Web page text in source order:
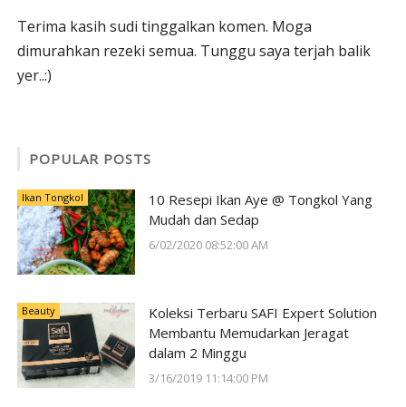
Terima kasih sudi tinggalkan komen. Moga
dimurahkan rezeki semua. Tunggu saya terjah balik
yer..:)
POPULAR POSTS
Ikan Tongkol
10 Resepi Ikan Aye @ Tongkol Yang
Mudah dan Sedap
6/02/2020 08:52:00 AM
Beauty
Koleksi Terbaru SAFI Expert Solution
Membantu Memudarkan Jeragat
dalam 2 Minggu
3/16/2019 11:14:00 PM